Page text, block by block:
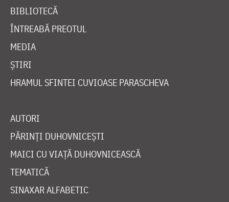
BIBLIOTECĂ
ÎNTREABĂ PREOTUL
MEDIA
ȘTIRI
HRAMUL SFINTEI CUVIOASE PARASCHEVA
AUTORI
PĂRINȚI DUHOVNICEȘTI
MAICI CU VIAȚĂ DUHOVNICEASCĂ
TEMATICĂ
SINAXAR ALFABETIC